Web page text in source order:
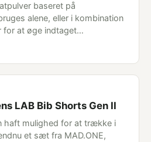
baseret på
alene, eller i kombination
for at øge indtaget…
LAB Bib Shorts Gen II
haft mulighed for at trække i
et sæt fra MAD.ONE,